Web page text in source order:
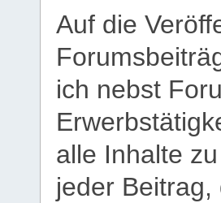
Auf die
ich nebst
alle Inhalte
jeder